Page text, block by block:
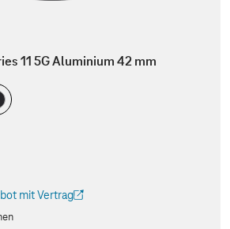
11 5G Aluminium 42 mm
mit Vertrag
neuen Tab geöffnet)